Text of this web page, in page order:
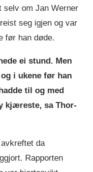
selv om Jan Werner
seg igjen og var
før han døde.
ei stund. Men
i ukene før han
til og med
kjæreste, sa Thor-
da
Rapporten